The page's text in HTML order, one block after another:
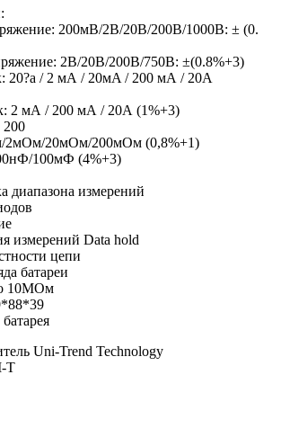
200мВ/2В/20В/200В/1000В: ± (0.
2В/20В/200В/750В: ±(0.8%+3)
20?a / 2 мА / 20мA / 200 мА / 20А
2 мА / 200 мА / 20А (1%+3)
200
20мOм/200мOм (0,8%+1)
100мФ (4%+3)
диапазона измерений
измерений Data hold
цепи
батареи
10МОм
Uni-Trend Technology
T